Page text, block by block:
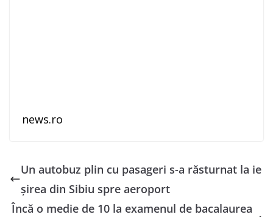
news.ro
Un autobuz plin cu pasageri s-a răsturnat la ie
şirea din Sibiu spre aeroport
Încă o medie de 10 la examenul de bacalaurea